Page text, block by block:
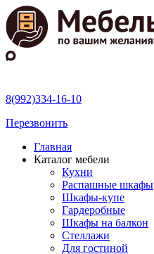
8(992)334-16-10
Перезвонить
Главная
Каталог мебели
Кухни
Распашные шкафы
Шкафы-купе
Гардеробные
Шкафы на балкон
Стеллажи
Для гостиной